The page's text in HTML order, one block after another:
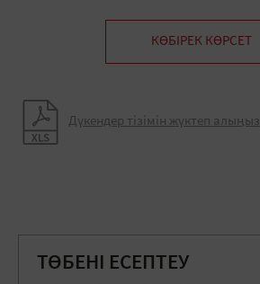
КӨБІРЕК КӨРСЕТ
Дүкендер тізімін жүктеп алыңыз
ТӨБЕНІ ЕСЕПТЕУ